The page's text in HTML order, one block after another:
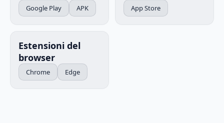
Google Play APK App Store
Estensioni del
browser
Chrome Edge